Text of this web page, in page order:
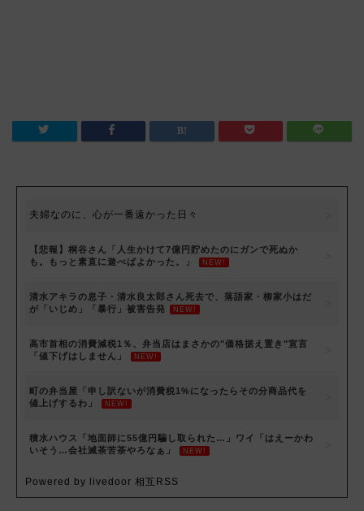
夫婦なのに、心が一番遠かった日々
【悲報】桐谷さん「人生かけて7億円貯めたのにガンで死ぬか
も。もっと素直に遊べばよかった。」
NEW!
清水アキラの息子・清水良太郎さん死去で、落語家・柳家小はだ
が「いじめ」「暴行」被害告発
NEW!
高市首相の消費減税1％、弁当店はまさかの"価格据え置き"宣言
「値下げはしません」
NEW!
町の弁当屋「申し訳ないが消費税1%になったらその分商品代を
値上げするわ」
NEW!
積水ハウス「地面師に55億円騙し取られた…」ワイ「はえーかわ
いそう…会社滅茶苦茶やろなぁ」
NEW!
Powered by livedoor 相互RSS